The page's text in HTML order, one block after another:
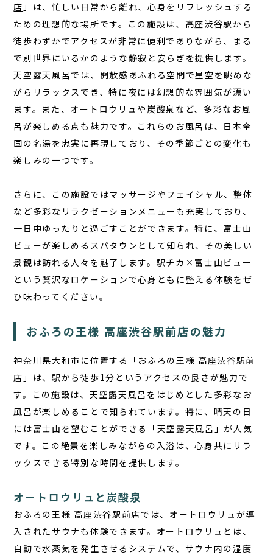
お知らせ
お問い合わせ
JA
EN
栃木県那須町簑沢563-4 旧美野沢小学校
0287-73-5333
宿泊予約 サウナ予約
店 」は、忙しい日常から離れ、心身をリフレッシュする
ための理想的な場所です。この施設は、高座渋谷駅から
徒歩わずかでアクセスが非常に便利でありながら、まる
で別世界にいるかのような静寂と安らぎを提供します。
天空露天風呂では、開放感あふれる空間で星空を眺めな
がらリラックスでき、特に夜には幻想的な雰囲気が漂い
ます。また、オートロウリュや炭酸泉など、多彩なお風
呂が楽しめる点も魅力です。これらのお風呂は、日本全
国の名湯を忠実に再現しており、その季節ごとの変化も
楽しみの一つです。
さらに、この施設ではマッサージやフェイシャル、整体
など多彩なリラクゼーションメニューも充実しており、
一日中ゆったりと過ごすことができます。特に、富士山
ビューが楽しめるスパタウンとして知られ、その美しい
景観は訪れる人々を魅了します。 駅チカ×富士山ビュー
という贅沢なロケーションで心身ともに整える体験をぜ
ひ味わってください。
おふろの王様 高座渋谷駅前店の魅力
神奈川県大和市に位置する「おふろの王様 高座渋谷駅前
店」は、駅から徒歩1分というアクセスの良さが魅力で
す。この施設は、天空露天風呂をはじめとした多彩なお
風呂が楽しめることで知られています。特に、晴天の日
には富士山を望むことができる「天空露天風呂」が人気
です。この絶景を楽しみながらの入浴は、心身共にリラ
ックスできる特別な時間を提供します。
オートロウリュと炭酸泉
おふろの王様 高座渋谷駅前店では、オートロウリュが導
入されたサウナも体験できます。オートロウリュとは、
自動で水蒸気を発生させるシステムで、サウナ内の湿度